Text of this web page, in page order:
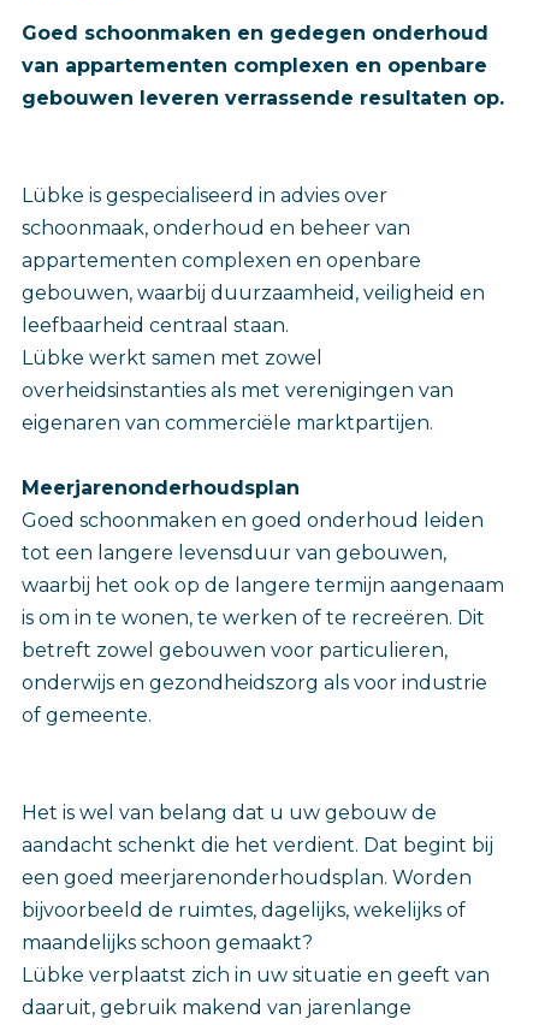
Goed schoonmaken en gedegen onderhoud
van appartementen complexen en openbare
gebouwen leveren verrassende resultaten op.
Lübke is gespecialiseerd in advies over
schoonmaak, onderhoud en beheer van
appartementen complexen en openbare
gebouwen, waarbij duurzaamheid, veiligheid en
leefbaarheid centraal staan.
Lübke werkt samen met zowel
overheidsinstanties als met verenigingen van
eigenaren van commerciële marktpartijen.
Meerjarenonderhoudsplan
Goed schoonmaken en goed onderhoud leiden
tot een langere levensduur van gebouwen,
waarbij het ook op de langere termijn aangenaam
is om in te wonen, te werken of te recreëren. Dit
betreft zowel gebouwen voor particulieren,
onderwijs en gezondheidszorg als voor industrie
of gemeente.
Het is wel van belang dat u uw gebouw de
aandacht schenkt die het verdient. Dat begint bij
een goed meerjarenonderhoudsplan. Worden
bijvoorbeeld de ruimtes, dagelijks, wekelijks of
maandelijks schoon gemaakt?
Lübke verplaatst zich in uw situatie en geeft van
daaruit, gebruik makend van jarenlange